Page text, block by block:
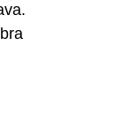
20 godina